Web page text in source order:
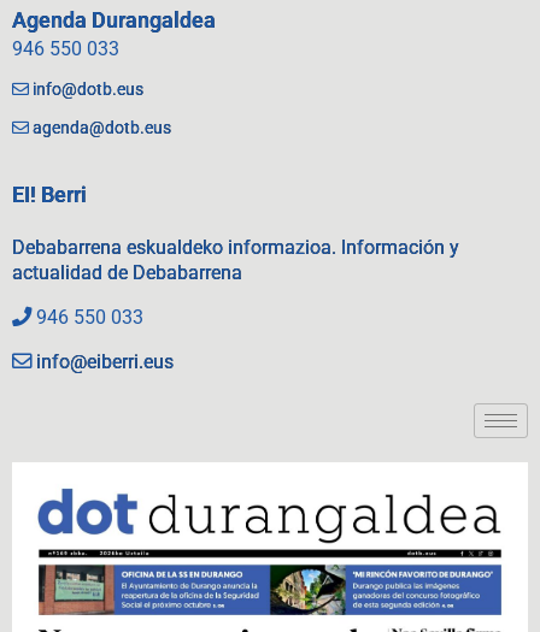
Agenda Durangaldea
946 550 033
info@dotb.eus
agenda@dotb.eus
EI! Berri
Debabarrena eskualdeko informazioa. Información y
actualidad de Debabarrena
946 550 033
info@eiberri.eus